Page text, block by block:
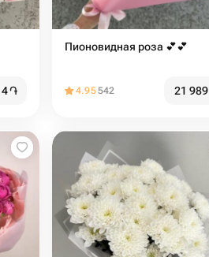
֏
Пионовидная роза 💕💕
4.95542 21 989